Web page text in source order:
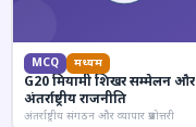
MCQ मध्यम
G20 मियामी शिखर सम्मेलन और
अंतर्राष्ट्रीय राजनीति
अंतर्राष्ट्रीय संगठन और व्यापार प्रश्नोत्तरी